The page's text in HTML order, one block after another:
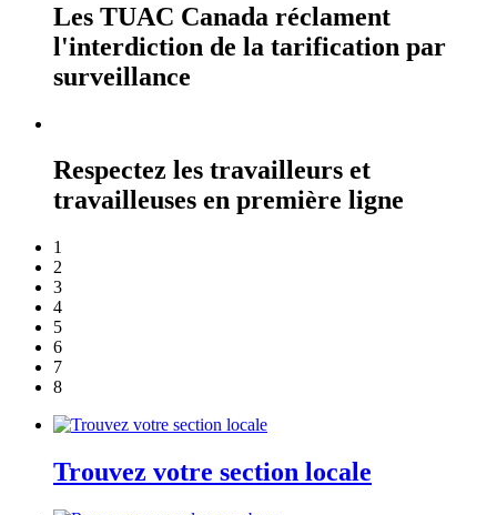
Les TUAC Canada réclament
l'interdiction de la tarification par
surveillance
Respectez les travailleurs et
travailleuses en première ligne
1
2
3
4
5
6
7
8
Trouvez votre section locale